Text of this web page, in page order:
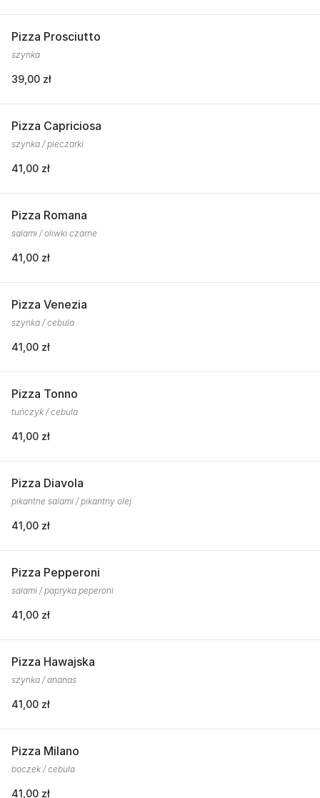
Pizza Prosciutto
szynka
39,00 zł
Pizza Capriciosa
szynka / pieczarki
41,00 zł
Pizza Romana
salami / oliwki czarne
41,00 zł
Pizza Venezia
szynka / cebula
41,00 zł
Pizza Tonno
tuńczyk / cebula
41,00 zł
Pizza Diavola
pikantne salami / pikantny olej
41,00 zł
Pizza Pepperoni
salami / papryka peperoni
41,00 zł
Pizza Hawajska
szynka / ananas
41,00 zł
Pizza Milano
boczek / cebula
41,00 zł